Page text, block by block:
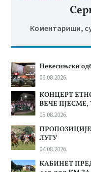
Коментариши,
Невесињски
06.08.2026.
КОНЦЕРТ
ВЕЧЕ
05.08.2026.
ЛУГУ
04.08.2026.
КАБИНЕТ